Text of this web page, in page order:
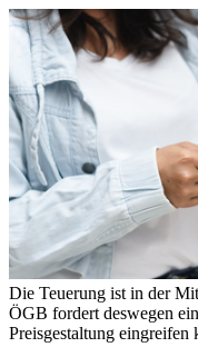
Die Teuerung ist in der
ÖGB fordert deswegen
Preisgestaltung eingreifen